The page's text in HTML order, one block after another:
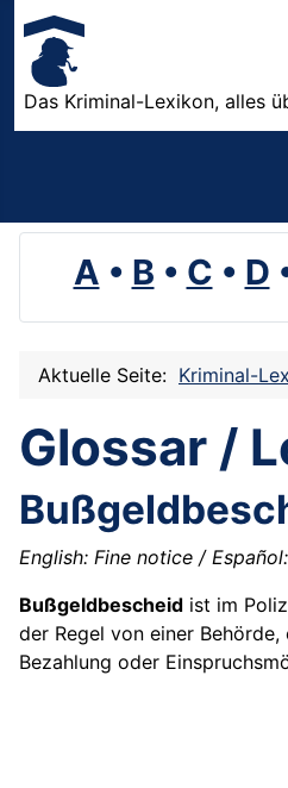
Das Kriminal-Lexikon, alles
A • B • C • D
Aktuelle Seite: Kriminal-
Glossar /
English: Fine notice /
Bußgeldbescheid ist im
der Regel von einer
Bezahlung oder